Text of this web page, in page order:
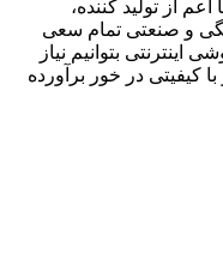
از تولید کننده،
و صنعتی تمام سعی
اینترنتی بتوانیم نیاز
کیفیتی در خور برآورده